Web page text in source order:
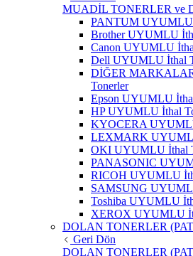
MUADİL TONERLER ve
PANTUM UYUMLU
Brother UYUMLU
Canon UYUMLU
Dell UYUMLU İthal
DİĞER
Tonerler
Epson UYUMLU
HP UYUMLU İthal
KYOCERA
LEXMARK
OKI UYUMLU İthal
PANASONIC
RICOH UYUMLU
SAMSUNG
Toshiba UYUMLU
XEROX UYUMLU
DOLAN TONERLER
Geri Dön
DOLAN TONERLER